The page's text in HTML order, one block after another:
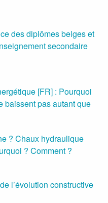
des diplômes belges et
secondaire
[FR] : Pourquoi
baissent pas autant que
? Chaux hydraulique
? Comment ?
l’évolution constructive